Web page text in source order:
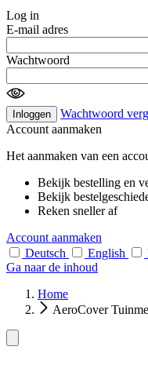
Log in
E-mail adres
Wachtwoord
Inloggen
Wachtwoord
Account aanmaken
Het aanmaken van een
Bekijk bestelling en
Bekijk
Reken sneller af
Account aanmaken
Deutsch
English
Ga naar de inhoud
Home
AeroCover